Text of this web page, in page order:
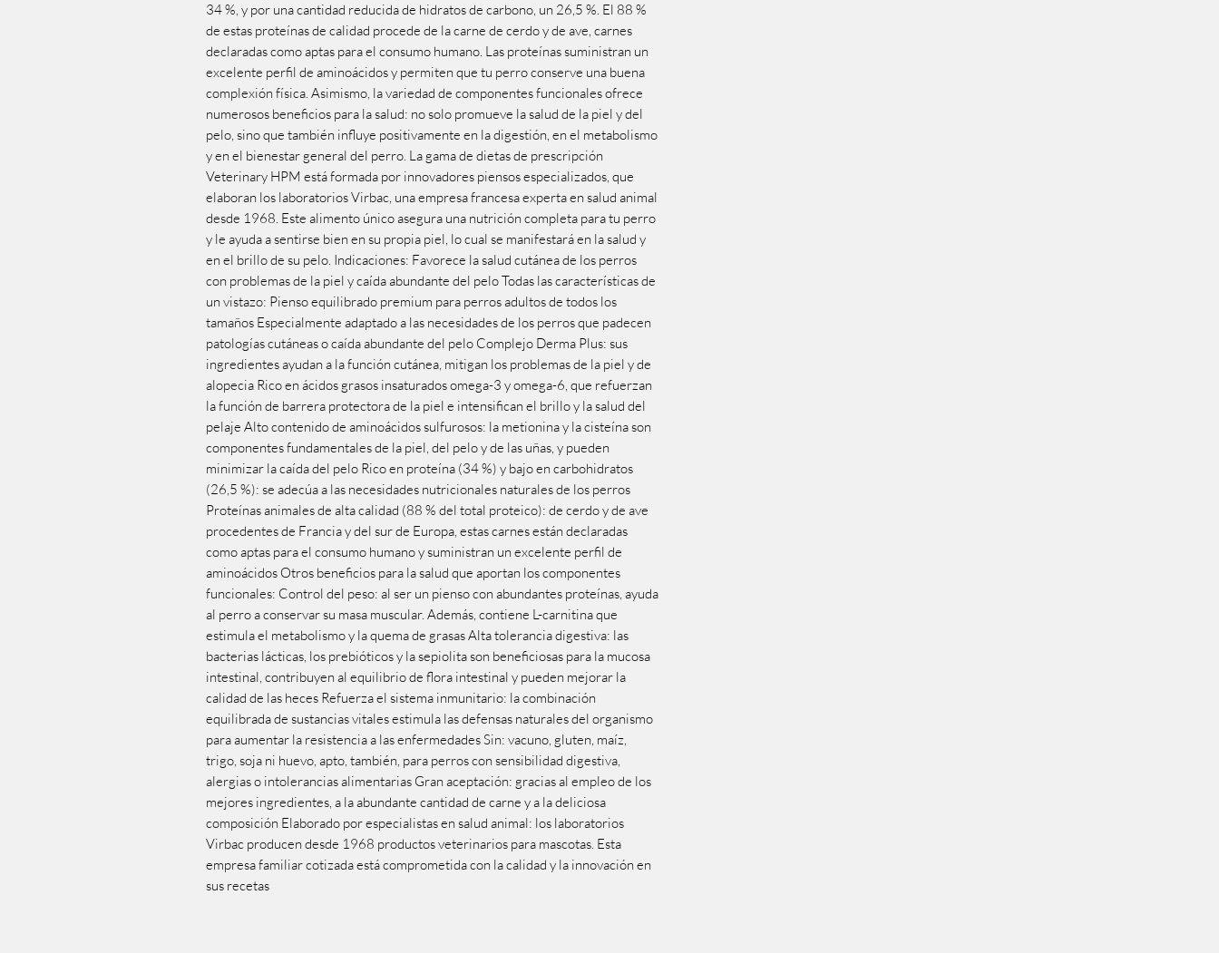
34 %, y por una cantidad reducida de hidratos de carbono, un 26,5 %. El 88 %
de estas proteínas de calidad procede de la carne de cerdo y de ave, carnes
declaradas como aptas para el consumo humano. Las proteínas suministran un
excelente perfil de aminoácidos y permiten que tu perro conserve una buena
complexión física. Asimismo, la variedad de componentes funcionales ofrece
numerosos beneficios para la salud: no solo promueve la salud de la piel y del
pelo, sino que también influye positivamente en la digestión, en el metabolismo
y en el bienestar general del perro. La gama de dietas de prescripción
Veterinary HPM está formada por innovadores piensos especializados, que
elaboran los laboratorios Virbac, una empresa francesa experta en salud animal
desde 1968. Este alimento único asegura una nutrición completa para tu perro
y le ayuda a sentirse bien en su propia piel, lo cual se manifestará en la salud y
en el brillo de su pelo. Indicaciones: Favorece la salud cutánea de los perros
con problemas de la piel y caída abundante del pelo Todas las características de
un vistazo: Pienso equilibrado premium para perros adultos de todos los
tamaños Especialmente adaptado a las necesidades de los perros que padecen
patologías cutáneas o caída abundante del pelo Complejo Derma Plus: sus
ingredientes ayudan a la función cutánea, mitigan los problemas de la piel y de
alopecia Rico en ácidos grasos insaturados omega-3 y omega-6, que refuerzan
la función de barrera protectora de la piel e intensifican el brillo y la salud del
pelaje Alto contenido de aminoácidos sulfurosos: la metionina y la cisteína son
componentes fundamentales de la piel, del pelo y de las uñas, y pueden
minimizar la caída del pelo Rico en proteína (34 %) y bajo en carbohidratos
(26,5 %): se adecúa a las necesidades nutricionales naturales de los perros
Proteínas animales de alta calidad (88 % del total proteico): de cerdo y de ave
procedentes de Francia y del sur de Europa, estas carnes están declaradas
como aptas para el consumo humano y suministran un excelente perfil de
aminoácidos Otros beneficios para la salud que aportan los componentes
funcionales: Control del peso: al ser un pienso con abundantes proteínas, ayuda
al perro a conservar su masa muscular. Además, contiene L-carnitina que
estimula el metabolismo y la quema de grasas Alta tolerancia digestiva: las
bacterias lácticas, los prebióticos y la sepiolita son beneficiosas para la mucosa
intestinal, contribuyen al equilibrio de flora intestinal y pueden mejorar la
calidad de las heces Refuerza el sistema inmunitario: la combinación
equilibrada de sustancias vitales estimula las defensas naturales del organismo
para aumentar la resistencia a las enfermedades Sin: vacuno, gluten, maíz,
trigo, soja ni huevo, apto, también, para perros con sensibilidad digestiva,
alergias o intolerancias alimentarias Gran aceptación: gracias al empleo de los
mejores ingredientes, a la abundante cantidad de carne y a la deliciosa
composición Elaborado por especialistas en salud animal: los laboratorios
Virbac producen desde 1968 productos veterinarios para mascotas. Esta
empresa familiar cotizada está comprometida con la calidad y la innovación en
sus recetas